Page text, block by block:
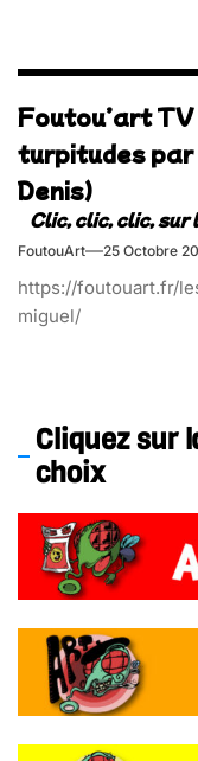
Foutou’art TV
turpitudes par
Denis)
FoutouArt 25 Octobre
https://foutouart.fr/
miguel/
Cliquez sur
choix